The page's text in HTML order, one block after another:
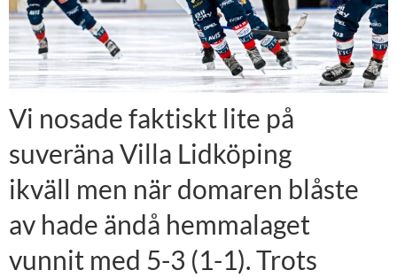
Vi nosade faktiskt lite på
suveräna Villa Lidköping
ikväll men när domaren blåste
av hade ändå hemmalaget
vunnit med 5-3 (1-1). Trots